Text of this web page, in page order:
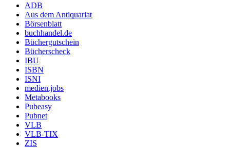
ADB
Aus dem Antiquariat
Börsenblatt
buchhandel.de
Büchergutschein
Bücherscheck
IBU
ISBN
ISNI
medien.jobs
Metabooks
Pubeasy
Pubnet
VLB
VLB-TIX
ZIS